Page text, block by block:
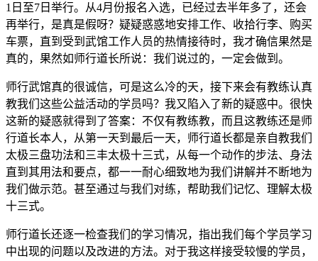
1日至7日举行。从4月份报名入选，已经过去半年多了，还会
再举行，是真是假呀？疑疑惑惑地安排工作、收拾行李、购买
车票，直到受到武馆工作人员的热情接待时，我才确信果然是
真的，果然如师行道长所说：我们说过的，一定会做到。
师行武馆真的很诚信，可是这么冷的天，接下来会有教练认真
教我们这些公益活动的学员吗？我又陷入了新的疑惑中。很快
这新的疑惑就得到了答案：不仅有教练教，而且这教练还是师
行道长本人，从第一天到最后一天，师行道长都是亲自教我们
太极三盘功法和三丰太极十三式，从每一个动作的步法、身法
直到其用法和要点，都一一耐心细致地为我们讲解并不断地为
我们做示范。甚至通过与我们对练，帮助我们记忆、理解太极
十三式。
师行道长还逐一检查我们的学习情况，指出我们每个学员学习
中出现的问题以及改进的方法。对于我这样接受较慢的学员，